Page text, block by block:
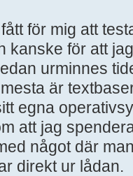
för mig att
kanske för att
urminnes
är
egna
att jag
något där
direkt ur lådan.